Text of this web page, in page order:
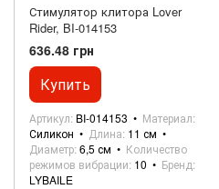
Стимулятор клитора Lover
Rider, BI-014153
636.48 грн
Купить
Артикул BI-014153
Материал
Силикон
Длина 11 см
Диаметр 6,5 см
Количество
режимов вибрации 10
Бренд
LYBAILE